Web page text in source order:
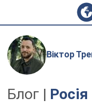
Віктор
Блог |